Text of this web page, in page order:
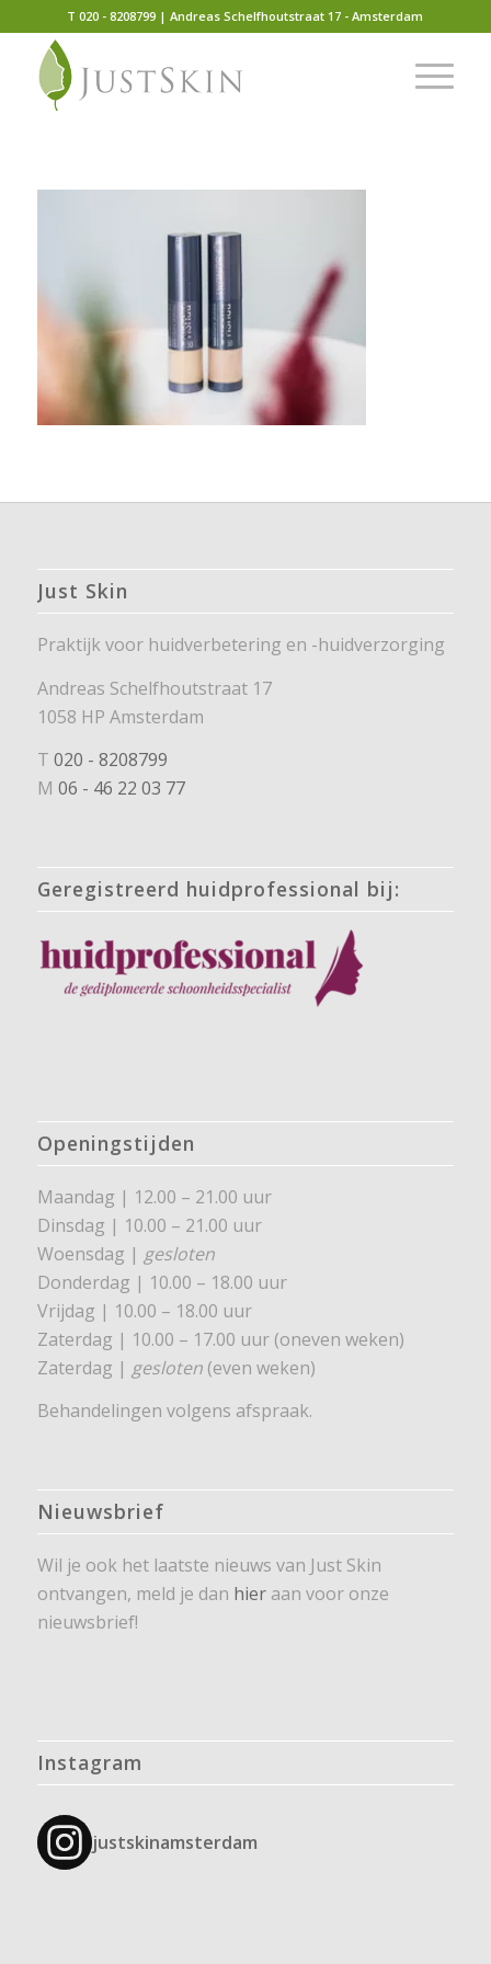
T 020 - 8208799 | Andreas Schelfhoutstraat 17 - Amsterdam
Just Skin
Praktijk voor huidverbetering en -huidverzorging
Andreas Schelfhoutstraat 17
1058 HP Amsterdam
T 020 - 8208799
M 06 - 46 22 03 77
Geregistreerd huidprofessional bij:
Openingstijden
Maandag | 12.00 – 21.00 uur
Dinsdag | 10.00 – 21.00 uur
Woensdag | gesloten
Donderdag | 10.00 – 18.00 uur
Vrijdag | 10.00 – 18.00 uur
Zaterdag | 10.00 – 17.00 uur (oneven weken)
Zaterdag | gesloten(even weken)
Behandelingen volgens afspraak.
Nieuwsbrief
Wil je ook het laatste nieuws van Just Skin
ontvangen, meld je dan hieraan voor onze
nieuwsbrief!
Instagram
justskinamsterdam